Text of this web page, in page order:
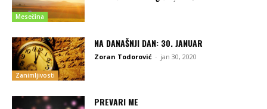
Mesečina
Zanimljivosti
NA DANAŠNJI DAN: 30. JANUAR
Zoran Todorović - jan 30, 2020
PREVARI ME